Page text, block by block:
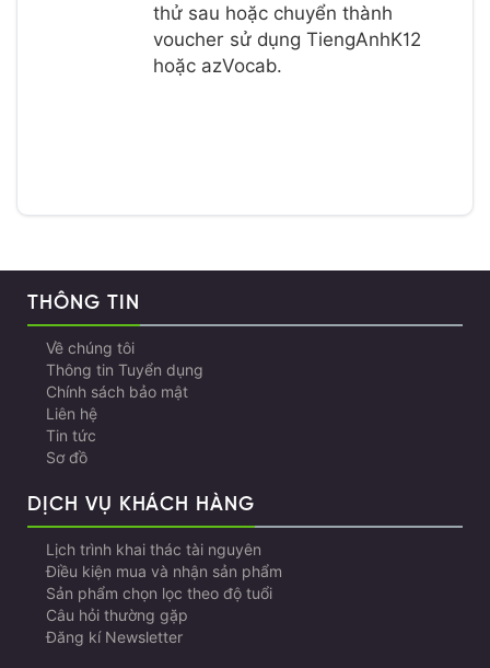
thử sau hoặc chuyển thành
voucher sử dụng TiengAnhK12
hoặc azVocab.
THÔNG TIN
Về chúng tôi
Thông tin Tuyển dụng
Chính sách bảo mật
Liên hệ
Tin tức
Sơ đồ
DỊCH VỤ KHÁCH HÀNG
Lịch trình khai thác tài nguyên
Điều kiện mua và nhận sản phẩm
Sản phẩm chọn lọc theo độ tuổi
Câu hỏi thường gặp
Đăng kí Newsletter